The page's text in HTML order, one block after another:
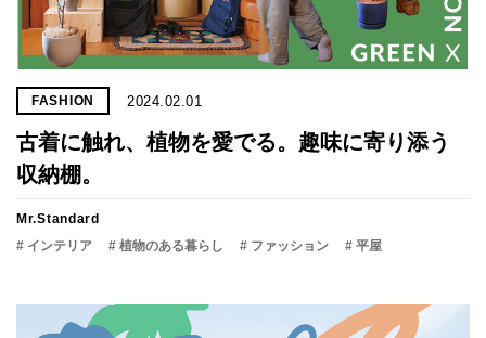
FASHION 2024.02.01
古着に触れ、植物を愛でる。趣味に寄り添う
収納棚。
Mr.Standard
# インテリア
# 植物のある暮らし # ファッション # 平屋